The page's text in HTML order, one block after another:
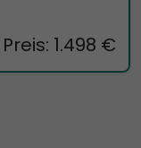
Preis: 1.498 €